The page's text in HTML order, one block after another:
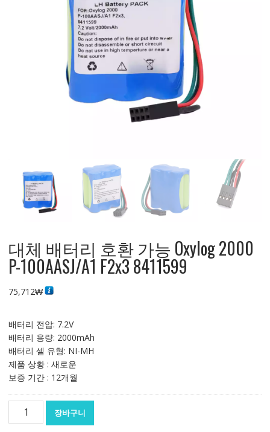
대체 배터리 호환 가능 Oxylog 2000
P-100AASJ/A1 F2x3 8411599
75,712₩
배터리 전압: 7.2V
배터리 용량: 2000mAh
배터리 셀 유형: NI-MH
제품 상황 : 새로운
보증 기간 : 12개월
장바구니